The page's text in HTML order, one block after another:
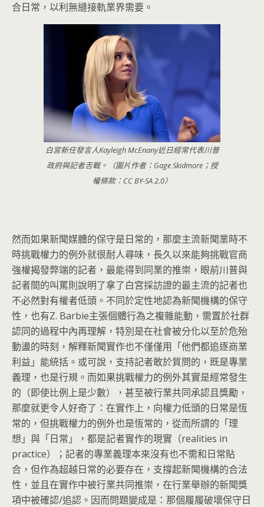
合日常，以利無縫接軌業界需要。
白宮新任發言人Kayleigh McEnany近日經常代表川普
政府與記者舌戰。（圖片作者：Gage Skidmore；授
權條款：CC BY-SA 2.0）
然而如果新聞媒體的保守是日常的， 那麼主流新聞業時不
時挑戰權力的例外就很耐人尋味， 長久以來能夠挑戰官商
強權揭發弊端的記者，最能得到同業的推崇， 眼前川普與
記者間的叫罵則說明了拿了白宮採訪證的最主流的記者也
不必然對有權者低頭。不同於定性地認為新聞機構的保守
性，也有Z. Barbie主張個體行為之複雜能動， 需置於社群
認同的過程中內再理解， 特別是在社會被分化以至於危殆
動盪的時刻， 解釋新聞實作也不僅僅用「他們都追逐商業
利益」能統括。或可說， 支持記者敢於質問的，既是專業
義理，也是行規。 而如果挑戰權力的例外其實是經常發生
的（即使比例上是少數）， 甚至被行業共同承認且獎勵，
那麼就更令人好奇了：在實作上， 向權力低頭的日常是恆
常的，但挑戰權力的例外也是恆常的， 從而所謂的「理
想」與「日常」，都是記者實作的現實（realities in
practice）；記者的專業義理本來沒有也不需和日常貼
合， 但作為超越日常的必要存在，支撐起新聞機構的合法
性， 並且在實作中被行業共同推崇，在行業舉辦的新聞獎
項中被確認/追認。因而問題變成是：那個履履破壞保守日